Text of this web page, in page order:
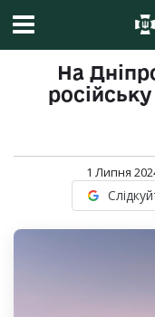
На
1 Липня